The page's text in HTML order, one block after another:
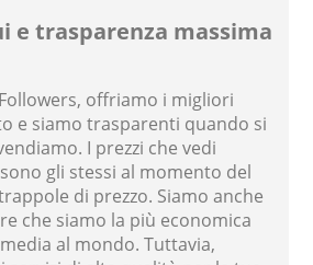
e trasparenza massima
offriamo i migliori
e siamo trasparenti quando si
I prezzi che vedi
gli stessi al momento del
di prezzo. Siamo anche
che siamo la più economica
al mondo. Tuttavia,